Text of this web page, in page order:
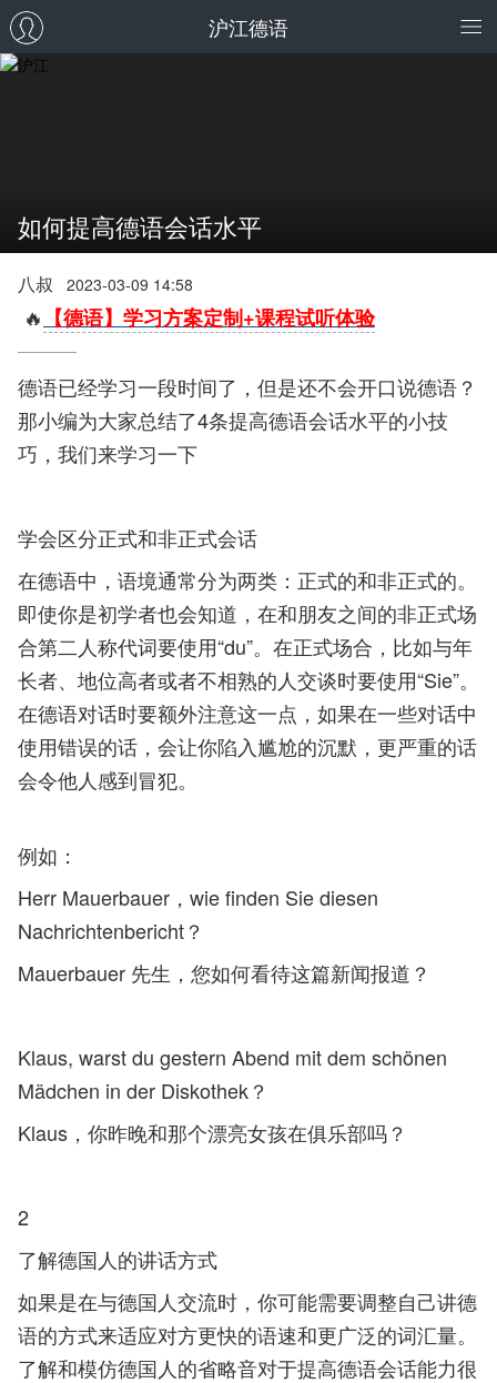
沪江德语
如何提高德语会话水平
八叔 2023-03-09 14:58
🔥 【德语】学习方案定制+课程试听体验
德语已经学习一段时间了，但是还不会开口说德语？
那小编为大家总结了4条提高德语会话水平的小技
巧，我们来学习一下
学会区分正式和非正式会话
在德语中，语境通常分为两类：正式的和非正式的。
即使你是初学者也会知道，在和朋友之间的非正式场
合第二人称代词要使用“du”。在正式场合，比如与年
长者、地位高者或者不相熟的人交谈时要使用“Sie”。
在德语对话时要额外注意这一点，如果在一些对话中
使用错误的话，会让你陷入尴尬的沉默，更严重的话
会令他人感到冒犯。
例如：
Herr Mauerbauer，wie finden Sie diesen
Nachrichtenbericht？
Mauerbauer 先生，您如何看待这篇新闻报道？
Klaus, warst du gestern Abend mit dem schönen
Mädchen in der Diskothek？
Klaus，你昨晚和那个漂亮女孩在俱乐部吗？
2
了解德国人的讲话方式
如果是在与德国人交流时，你可能需要调整自己讲德
语的方式来适应对方更快的语速和更广泛的词汇量。
了解和模仿德国人的省略音对于提高德语会话能力很